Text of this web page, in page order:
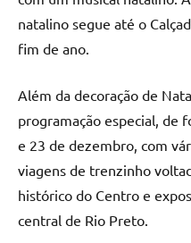
natalino segue até o
fim de ano.
Além da decoração de
programação especial, de
e 23 de dezembro, com
viagens de trenzinho
histórico do Centro e
central de Rio Preto.